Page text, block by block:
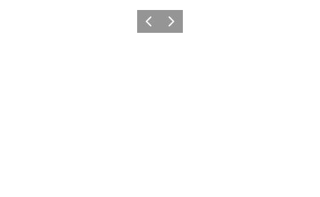
ForrigeNæste